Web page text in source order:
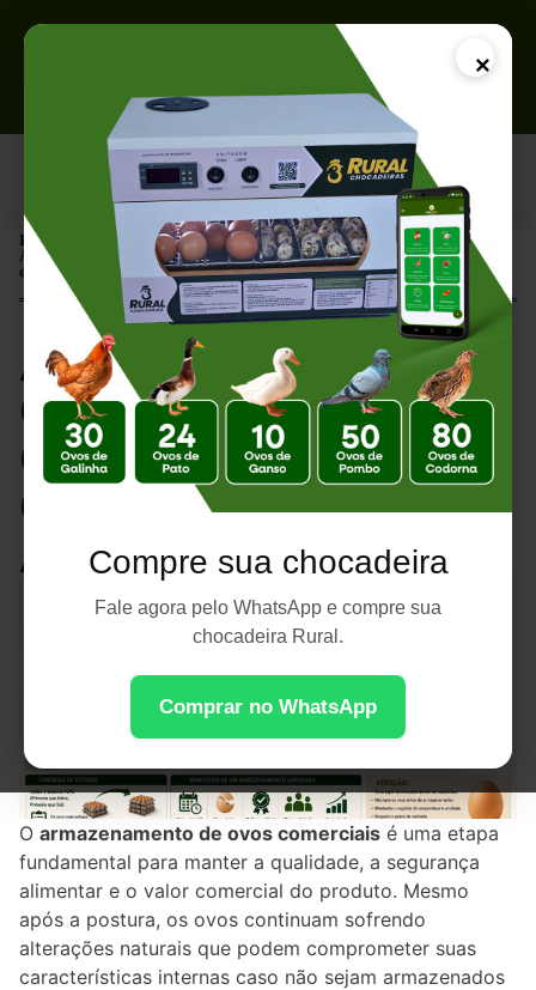
×
Compre sua chocadeira
Fale agora pelo WhatsApp e compre sua
chocadeira Rural.
Comprar no WhatsApp
Página Inicial |
Armazenamento de Ovos Comerciais: Como Preservar a Qualidade
e Aumentar a Vida Útil
Armazenamento de
Ovos Comerciais:
Como Preservar a
Qualidade e
Aumentar a Vida Útil
O armazenamento de ovos comerciais é uma etapa
fundamental para manter a qualidade, a segurança
alimentar e o valor comercial do produto. Mesmo
após a postura, os ovos continuam sofrendo
alterações naturais que podem comprometer suas
características internas caso não sejam armazenados